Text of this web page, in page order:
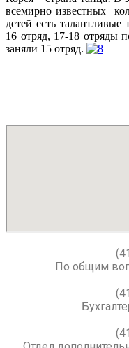
всемирно известных
детей есть
16 отряд, 17-18 отряды
заняли 15 отряд.
По общим